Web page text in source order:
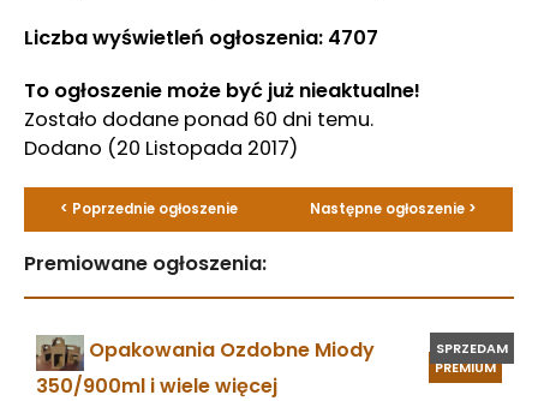
Liczba wyświetleń ogłoszenia: 4707
To ogłoszenie może być już nieaktualne!
Zostało dodane ponad 60 dni temu.
Dodano (20 Listopada 2017)
< Poprzednie ogłoszenie Następne ogłoszenie >
Premiowane ogłoszenia:
PREMIUM
SPRZEDAM
Opakowania Ozdobne Miody
350/900ml i wiele więcej